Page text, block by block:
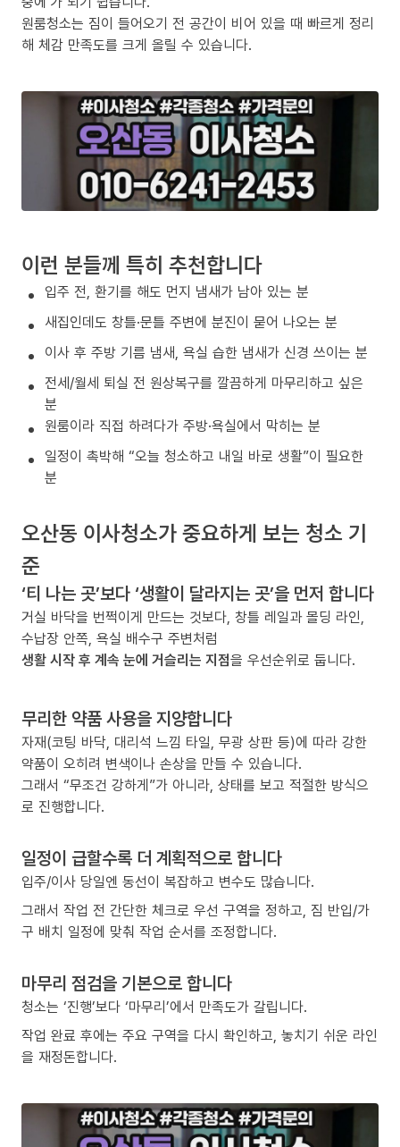
원룸청소는 짐이 들어오기 전 공간이 비어 있을 때 빠르게 정리
해 체감 만족도를 크게 올릴 수 있습니다.
이런 분들께 특히 추천합니다
입주 전, 환기를 해도 먼지 냄새가 남아 있는 분
새집인데도 창틀·문틀 주변에 분진이 묻어 나오는 분
이사 후 주방 기름 냄새, 욕실 습한 냄새가 신경 쓰이는 분
전세/월세 퇴실 전 원상복구를 깔끔하게 마무리하고 싶은
분
원룸이라 직접 하려다가 주방·욕실에서 막히는 분
일정이 촉박해 “오늘 청소하고 내일 바로 생활”이 필요한
분
오산동 이사청소가 중요하게 보는 청소 기
준
‘티 나는 곳’보다 ‘생활이 달라지는 곳’을 먼저 합니다
거실 바닥을 번쩍이게 만드는 것보다, 창틀 레일과 몰딩 라인,
수납장 안쪽, 욕실 배수구 주변처럼
생활 시작 후 계속 눈에 거슬리는 지점을 우선순위로 둡니다.
무리한 약품 사용을 지양합니다
자재(코팅 바닥, 대리석 느낌 타일, 무광 상판 등)에 따라 강한
약품이 오히려 변색이나 손상을 만들 수 있습니다.
그래서 “무조건 강하게”가 아니라, 상태를 보고 적절한 방식으
로 진행합니다.
일정이 급할수록 더 계획적으로 합니다
입주/이사 당일엔 동선이 복잡하고 변수도 많습니다.
그래서 작업 전 간단한 체크로 우선 구역을 정하고, 짐 반입/가
구 배치 일정에 맞춰 작업 순서를 조정합니다.
마무리 점검을 기본으로 합니다
청소는 ‘진행’보다 ‘마무리’에서 만족도가 갈립니다.
작업 완료 후에는 주요 구역을 다시 확인하고, 놓치기 쉬운 라인
을 재정돈합니다.